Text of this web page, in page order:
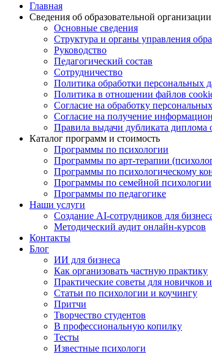
Главная
Сведения об образовательной организации
Основные сведения
Структура и органы управления
Руководство
Педагогический состав
Сотрудничество
Политика обработки персональных
Политика в отношении файлов
Согласие на обработку
Согласие на получение
Правила выдачи дубликата диплома
Каталог программ и стоимость
Программы по психологии
Программы по арт-терапии
Программы по психологическому
Программы по семейной психологии
Программы по педагогике
Наши услуги
Создание AI-сотрудников для
Методический аудит онлайн-курсов
Контакты
Блог
ИИ для бизнеса
Как организовать частную практику
Практические советы для новичков
Статьи по психологии и коучингу
Притчи
Творчество студентов
В профессиональную копилку
Тесты
Известные психологи